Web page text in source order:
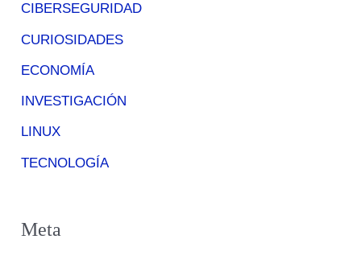
CIBERSEGURIDAD
CURIOSIDADES
ECONOMÍA
INVESTIGACIÓN
LINUX
TECNOLOGÍA
Meta